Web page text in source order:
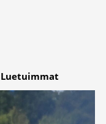
Luetuimmat